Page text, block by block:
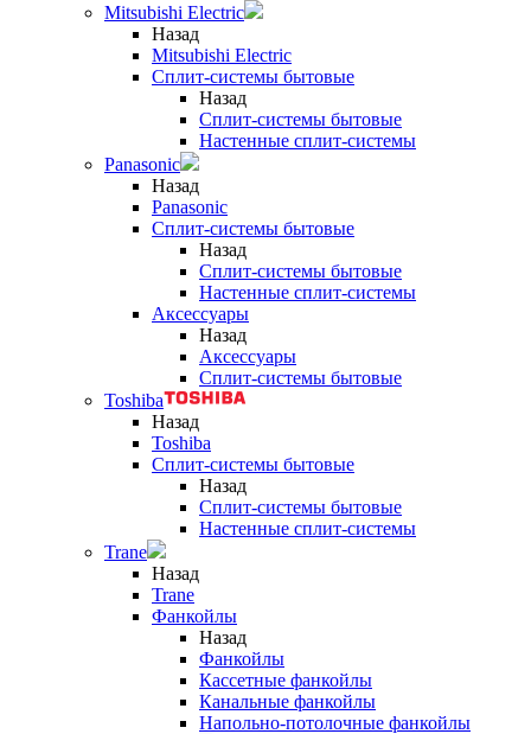
Mitsubishi Electric
Назад
Mitsubishi Electric
Сплит-системы бытовые
Назад
Сплит-системы бытовые
Настенные сплит-системы
Panasonic
Назад
Panasonic
Сплит-системы бытовые
Назад
Сплит-системы бытовые
Настенные сплит-системы
Аксессуары
Назад
Аксессуары
Сплит-системы бытовые
Toshiba
Назад
Toshiba
Сплит-системы бытовые
Назад
Сплит-системы бытовые
Настенные сплит-системы
Trane
Назад
Trane
Фанкойлы
Назад
Фанкойлы
Кассетные фанкойлы
Канальные фанкойлы
Напольно-потолочные фанкойлы